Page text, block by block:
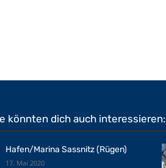
könnten dich auch interessieren:
Hafen/Marina Sassnitz (Rügen)
17. Mai 2020